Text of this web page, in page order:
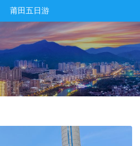
莆田五日游